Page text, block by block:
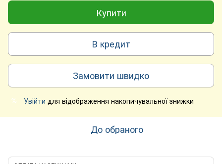
Купити
В кредит
Замовити швидко
% Увійти для відображення накопичувальної знижки
До обраного